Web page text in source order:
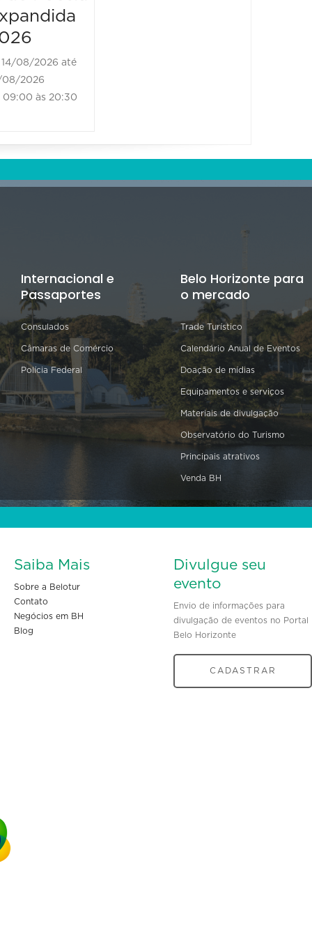
14/08/2026 até
08/2026
às 20:30
Internacional e
Passaportes
Consulados
Câmaras de Comércio
Polícia Federal
Belo Horizonte para
o mercado
Trade Turístico
Calendário Anual de Eventos
Doação de mídias
Equipamentos e serviços
Materiais de divulgação
Observatório do Turismo
Principais atrativos
Venda BH
Saiba Mais
Sobre a Belotur
Contato
Negócios em BH
Blog
Divulgue seu
evento
Envio de informações para
divulgação de eventos no Portal
Belo Horizonte
CADASTRAR